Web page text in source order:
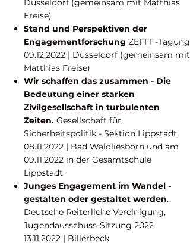
Düsseldorf (gemeinsam mit Matthias
Freise)
Stand und Perspektiven der
Engagementforschung ZEFFF-Tagung
09.12.2022 | Düsseldorf (gemeinsam mit
Matthias Freise)
Wir schaffen das zusammen - Die
Bedeutung einer starken
Zivilgesellschaft in turbulenten
Zeiten. Gesellschaft für
Sicherheitspolitik - Sektion Lippstadt
08.11.2022 | Bad Waldliesborn und am
09.11.2022 in der Gesamtschule
Lippstadt
Junges Engagement im Wandel -
gestalten oder gestaltet werden.
Deutsche Reiterliche Vereinigung,
Jugendausschuss-Sitzung 2022
13.11.2022 | Billerbeck